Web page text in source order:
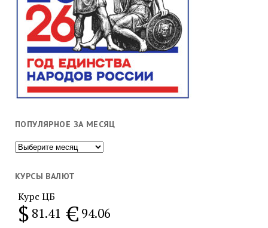
ПОПУЛЯРНОЕ ЗА МЕСЯЦ
Популярное
месяц
КУРСЫ ВАЛЮТ
Курс ЦБ
$ 81.41 € 94.06